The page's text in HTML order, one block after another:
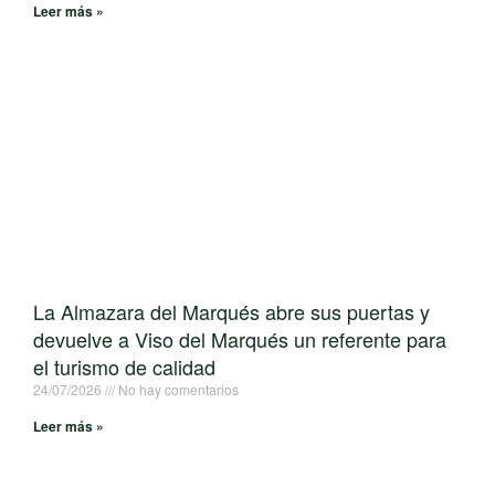
Leer más »
La Almazara del Marqués abre sus puertas y
devuelve a Viso del Marqués un referente para
el turismo de calidad
24/07/2026 No hay comentarios
Leer más »